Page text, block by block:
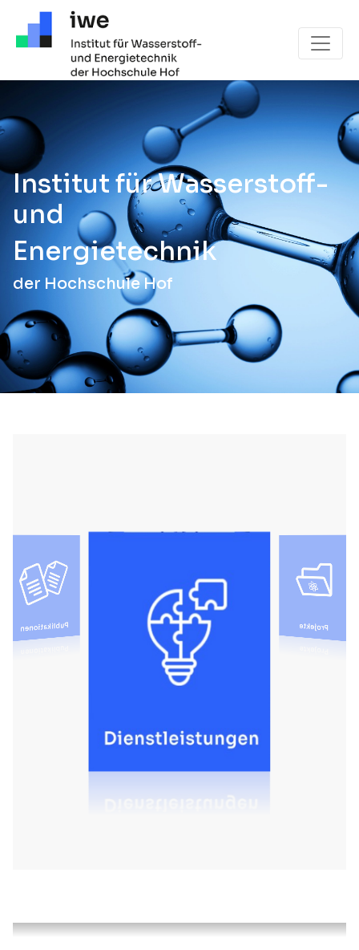
Hauptnavigation
Institut für Wasserstoff-
und
Energietechnik
der Hochschule Hof